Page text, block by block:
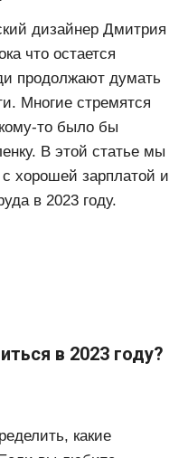
дизайнер Дмитрия
что остается
продолжают думать
Многие стремятся
то было бы
В этой статье мы
хорошей зарплатой и
в 2023 году.
в 2023 году?
какие